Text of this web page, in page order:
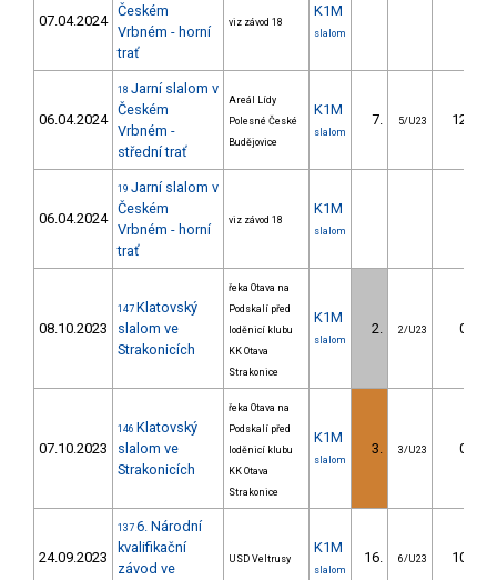
07.04.2024
Českém
Vrbném - horní
trať
viz závod 18
K1M
slalom
06.04.2024
18 Jarní slalom v
Českém
Vrbném -
střední trať
Areál Lídy
Polesné České
Budějovice
K1M
slalom
7. 5/U23 12.10
06.04.2024
19 Jarní slalom v
Českém
Vrbném - horní
trať
viz závod 18
K1M
slalom
08.10.2023
147 Klatovský
slalom ve
Strakonicích
řeka Otava na
Podskalí před
loděnicí klubu
KK Otava
Strakonice
K1M
slalom
2. 2/U23 0.32
07.10.2023
146 Klatovský
slalom ve
Strakonicích
řeka Otava na
Podskalí před
loděnicí klubu
KK Otava
Strakonice
K1M
slalom
3. 3/U23 0.52
24.09.2023
137 6. Národní
kvalifikační
závod ve
USD Veltrusy
K1M
slalom
16. 6/U23 10.88